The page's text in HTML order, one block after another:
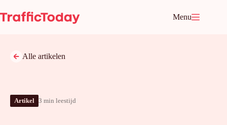
naar
de
Menu
Alle artikelen
Artikel 3 min leestijd